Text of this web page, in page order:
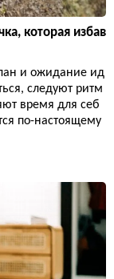
которая избав
и ожидание ид
следуют ритм
время для себ
по-настоящему